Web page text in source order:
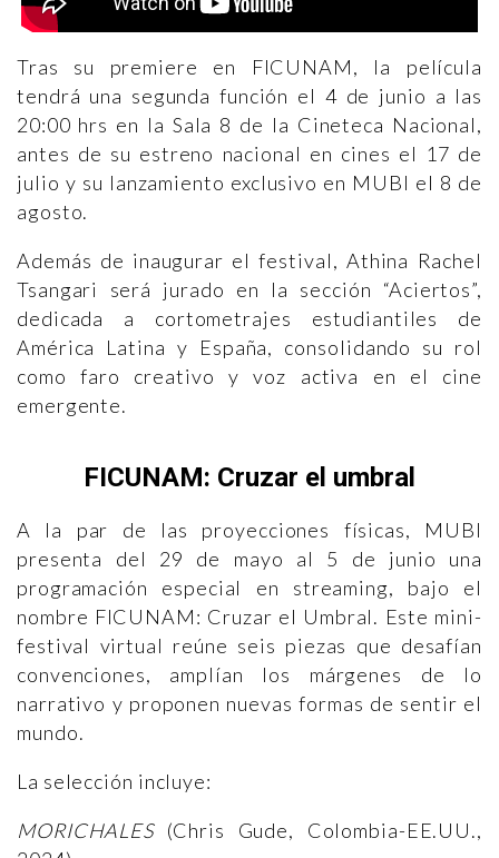
Tras su premiere en FICUNAM, la película
tendrá una segunda función el 4 de junio a las
20:00 hrs en la Sala 8 de la Cineteca Nacional,
antes de su estreno nacional en cines el 17 de
julio y su lanzamiento exclusivo en MUBI el 8 de
agosto.
Además de inaugurar el festival, Athina Rachel
Tsangari será jurado en la sección “Aciertos”,
dedicada a cortometrajes estudiantiles de
América Latina y España, consolidando su rol
como faro creativo y voz activa en el cine
emergente.
FICUNAM: Cruzar el umbral
A la par de las proyecciones físicas, MUBI
presenta del 29 de mayo al 5 de junio una
programación especial en streaming, bajo el
nombre FICUNAM: Cruzar el Umbral. Este mini-
festival virtual reúne seis piezas que desafían
convenciones, amplían los márgenes de lo
narrativo y proponen nuevas formas de sentir el
mundo.
La selección incluye:
MORICHALES(Chris Gude, Colombia-EE.UU.,